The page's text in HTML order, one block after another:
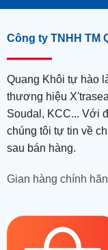
Công ty TNHH TM
Quang Khôi tự hào
thương hiệu
Soudal, KCC... Với
chúng tôi tự tin về
sau bán hàng.
Gian hàng chính